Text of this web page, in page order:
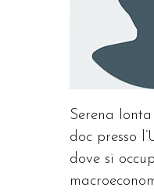
Serena Ionta
doc presso
dove si